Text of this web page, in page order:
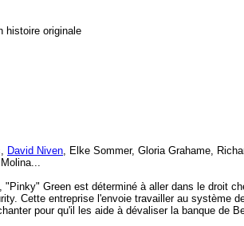
histoire originale
David Niven, Elke Sommer, Gloria Grahame,
"Pinky" Green est déterminé à aller dans le droit
Cette entreprise l'envoie travailler au système
pour qu'il les aide à dévaliser la banque de